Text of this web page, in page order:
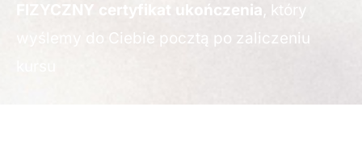
FIZYCZNY certyfikat ukończenia, który
wyślemy do Ciebie pocztą po zaliczeniu